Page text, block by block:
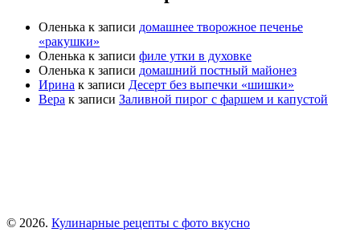
Оленька к записи домашнее творожное печенье
«ракушки»
Оленька к записи филе утки в духовке
Оленька к записи домашний постный майонез
Ирина к записи Десерт без выпечки «шишки»
Вера к записи Заливной пирог с фаршем и капустой
© 2026. Кулинарные рецепты с фото вкусно